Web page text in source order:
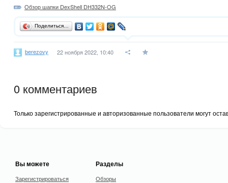
Обзор шапки DexShell DH332N-OG
Поделиться…
berezovy 22 ноября 2022, 10:40
0 комментариев
Только зарегистрированные и авторизованные пользователи могут
Вы можете
Зарегистрироваться
Разделы
Обзоры